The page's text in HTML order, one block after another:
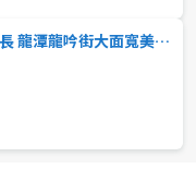
桃園買屋賣屋 183店長 龍潭龍吟街大面寬美透天